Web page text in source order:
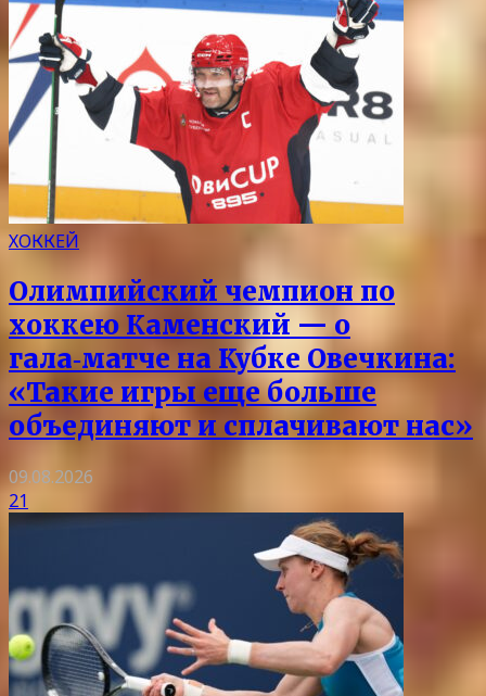
ХОККЕЙ
Олимпийский чемпион по
хоккею Каменский — о
гала‑матче на Кубке Овечкина:
«Такие игры еще больше
объединяют и сплачивают нас»
09.08.2026
21